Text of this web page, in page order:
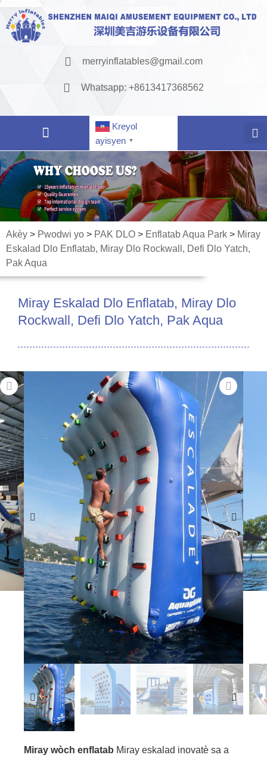
merryinflatables@gmail.com
Whatsapp: +8613417368562
Kreyol
ayisyen
▼
Akèy > Pwodwi yo > PAK DLO > Enflatab Aqua Park > Miray
Eskalad Dlo Enflatab, Miray Dlo Rockwall, Defi Dlo Yatch,
Pak Aqua
Miray Eskalad Dlo Enflatab, Miray Dlo
Rockwall, Defi Dlo Yatch, Pak Aqua
Miray wòch enflatab Miray eskalad inovatè sa a